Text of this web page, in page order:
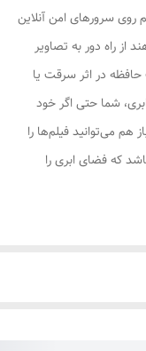
روی سرورهای امن آنلاین
از راه دور به تصاویر
در اثر سرقت یا
شما حتی اگر خود
هم می‌توانید فیلم‌ها را
که فضای ابری را